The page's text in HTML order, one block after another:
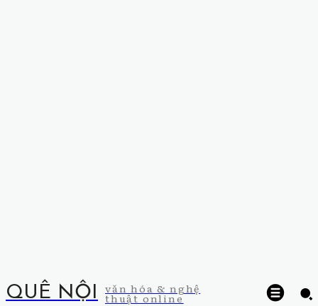
QUÊ NỘI văn hóa & nghệ
thuật online